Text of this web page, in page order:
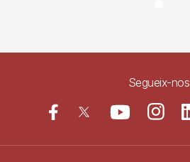
Segueix-nos